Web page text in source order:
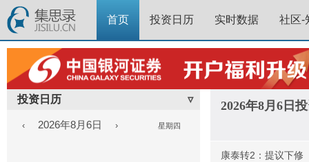
首页 投资日历 实时数据 社区-
投资日历 ▿
‹ 2026年8月6日 › 星期四
2026年8月6日
康泰转2：提议下修